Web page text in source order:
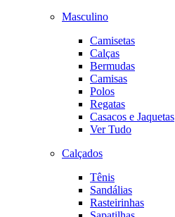
Masculino
Camisetas
Calças
Bermudas
Camisas
Polos
Regatas
Casacos e Jaquetas
Ver Tudo
Calçados
Tênis
Sandálias
Rasteirinhas